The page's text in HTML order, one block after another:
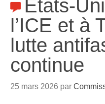
États-
l’ICE et à
lutte
continue
25 mars 2026 par